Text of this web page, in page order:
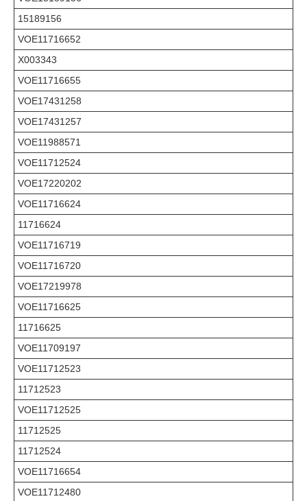
15189156
VOE11716652
X003343
VOE11716655
VOE17431258
VOE17431257
VOE11988571
VOE11712524
VOE17220202
VOE11716624
11716624
VOE11716719
VOE11716720
VOE17219978
VOE11716625
11716625
VOE11709197
VOE11712523
11712523
VOE11712525
11712525
11712524
VOE11716654
VOE11712480